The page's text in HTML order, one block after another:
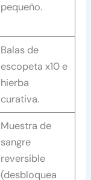
pequeño.
Balas de
escopeta x10 e
hierba
curativa.
Muestra de
sangre
reversible
(desbloquea